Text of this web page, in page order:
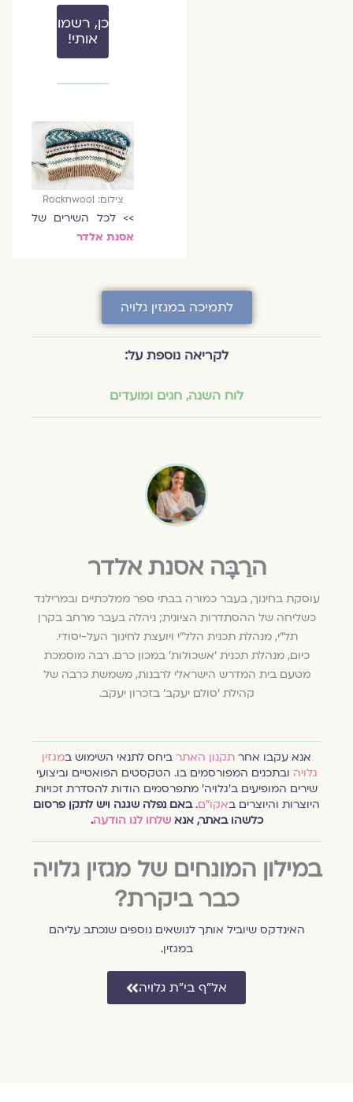
כן, רשמו
אותי!
צילום: Rocknwool
>> לכל השירים של
אסנת אלדר
לתמיכה במגזין גלויה
לקריאה נוספת על:
לוח השנה, חגים ומועדים
הרַבָּה אסנת אלדר
עוסקת בחינוך, בעבר כמורה בבתי ספר ממלכתיים ובמרילנד
כשליחה של ההסתדרות הציונית; ניהלה בעבר מרחב בקרן
תל"י, מנהלת תכנית הלל"י ויועצת לחינוך העל-יסודי.
כיום, מנהלת תכנית ׳אשכולות׳ במכון כרם. רבה מוסמכת
מטעם בית המדרש הישראלי לרבנות, משמשת כרבה של
קהילת 'סולם יעקב' בזכרון יעקב.
אנא עקבו אחרתקנון האתרביחס לתנאי השימוש ב מגזין
גלויהובתכנים המפורסמים בו. הטקסטים הפואטיים וביצועי
שירים המופיעים ב׳גלויה׳ מתפרסמים הודות להסדרת זכויות
היוצרות והיוצרים ב אקו״ם.באם נפלה שגגה ויש לתקן פרסום
כלשהו באתר, אנאשלחו לנו הודעה.
במילון המונחים של מגזין גלויה
כבר ביקרת?
האינדקס שיוביל אותך לנושאים נוספים שנכתב עליהם
במגזין.
אל״ף בי״ת גלויה